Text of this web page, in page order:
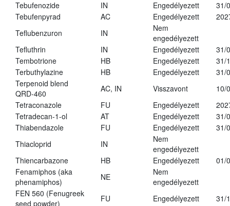
Tebufenozide
IN Engedélyezett
31/
Tebufenpyrad
AC Engedélyezett
Teflubenzuron
IN
Nem
engedélyezett
Tefluthrin
IN Engedélyezett
31/
Tembotrione
HB Engedélyezett
31/
Terbuthylazine
HB Engedélyezett
31/
Terpenoid blend
QRD-460
AC, IN Visszavont
10/
Tetraconazole
FU Engedélyezett
Tetradecan-1-ol
AT Engedélyezett
31/
Thiabendazole
FU Engedélyezett
31/
Thiacloprid
IN
Nem
engedélyezett
Thiencarbazone
HB Engedélyezett
01/
Fenamiphos (aka
phenamiphos)
NE
Nem
engedélyezett
FEN 560 (Fenugreek
seed powder)
FU Engedélyezett 31/